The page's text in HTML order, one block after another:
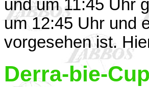
und um 11:45 Uhr
um 12:45 Uhr und
vorgesehen ist.
Derra-bie-